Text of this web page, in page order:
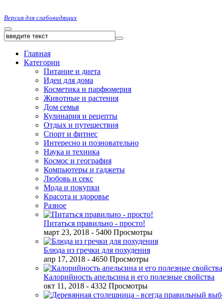
Версия для слабовидящих
Главная
Категории
Питание и диета
Идеи для дома
Косметика и парфюмерия
Животные и растения
Дом семья
Кулинария и рецепты
Отдых и путешествия
Спорт и фитнес
Интересно и позновательно
Наука и техника
Космос и география
Компьютеры и гаджеты
Любовь и секс
Мода и покупки
Красота и здоровье
Разное
Питаться правильно - просто!
март 23, 2018 - 5400 Просмотры
Блюда из гречки для похудения
апр 17, 2018 - 4650 Просмотры
Калорийность апельсина и его полезные свойства
окт 11, 2018 - 4332 Просмотры